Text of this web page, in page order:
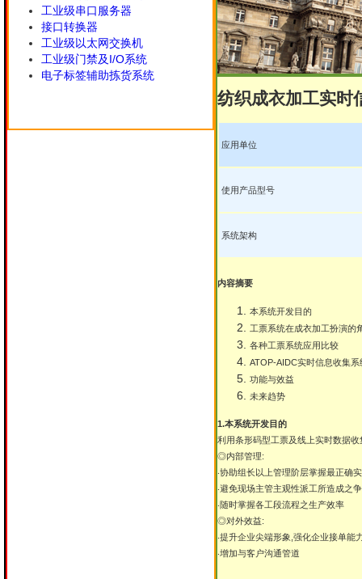
工业级串口服务器
接口转换器
工业级以太网交换机
工业级门禁及I/O系统
电子标签辅助拣货系统
纺织成衣加工实时
应用单位
使用产品型号
系统架构
内容摘要
本系统开发目的
工票系统在成衣加工扮演的
各种工票系统应用比较
ATOP-AIDC实时信息收集系
功能与效益
未来趋势
1.本系统开发目的
利用条形码型工票及线上实时数据
◎内部管理:
‧协助组长以上管理阶层掌握最正确
‧避免现场主管主观性派工所造成之
‧随时掌握各工段流程之生产效率
◎对外效益:
‧提升企业尖端形象,强化企业接单能
‧增加与客户沟通管道